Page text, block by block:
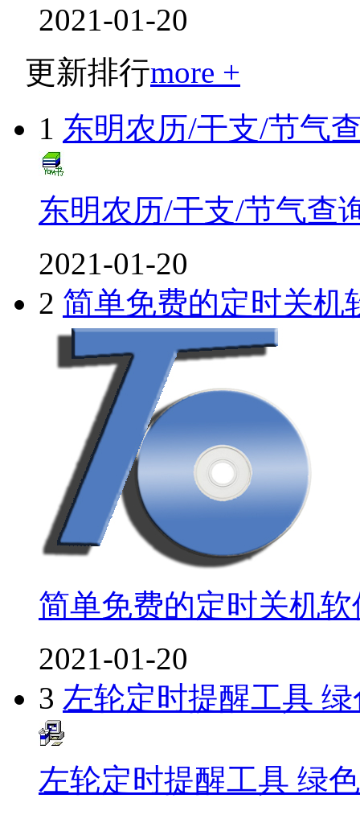
2021-01-20
更新排行more +
1 东明农历/干支/节气
东明农历/干支/节气查
2021-01-20
2 简单免费的定时关机
简单免费的定时关机软
2021-01-20
3 左轮定时提醒工具
左轮定时提醒工具 绿